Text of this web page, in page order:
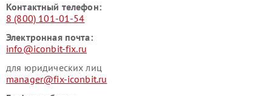
Контактный телефон:
8 (800) 101-01-54
Электронная почта:
info@iconbit-fix.ru
для юридических лиц
manager@fix-iconbit.ru